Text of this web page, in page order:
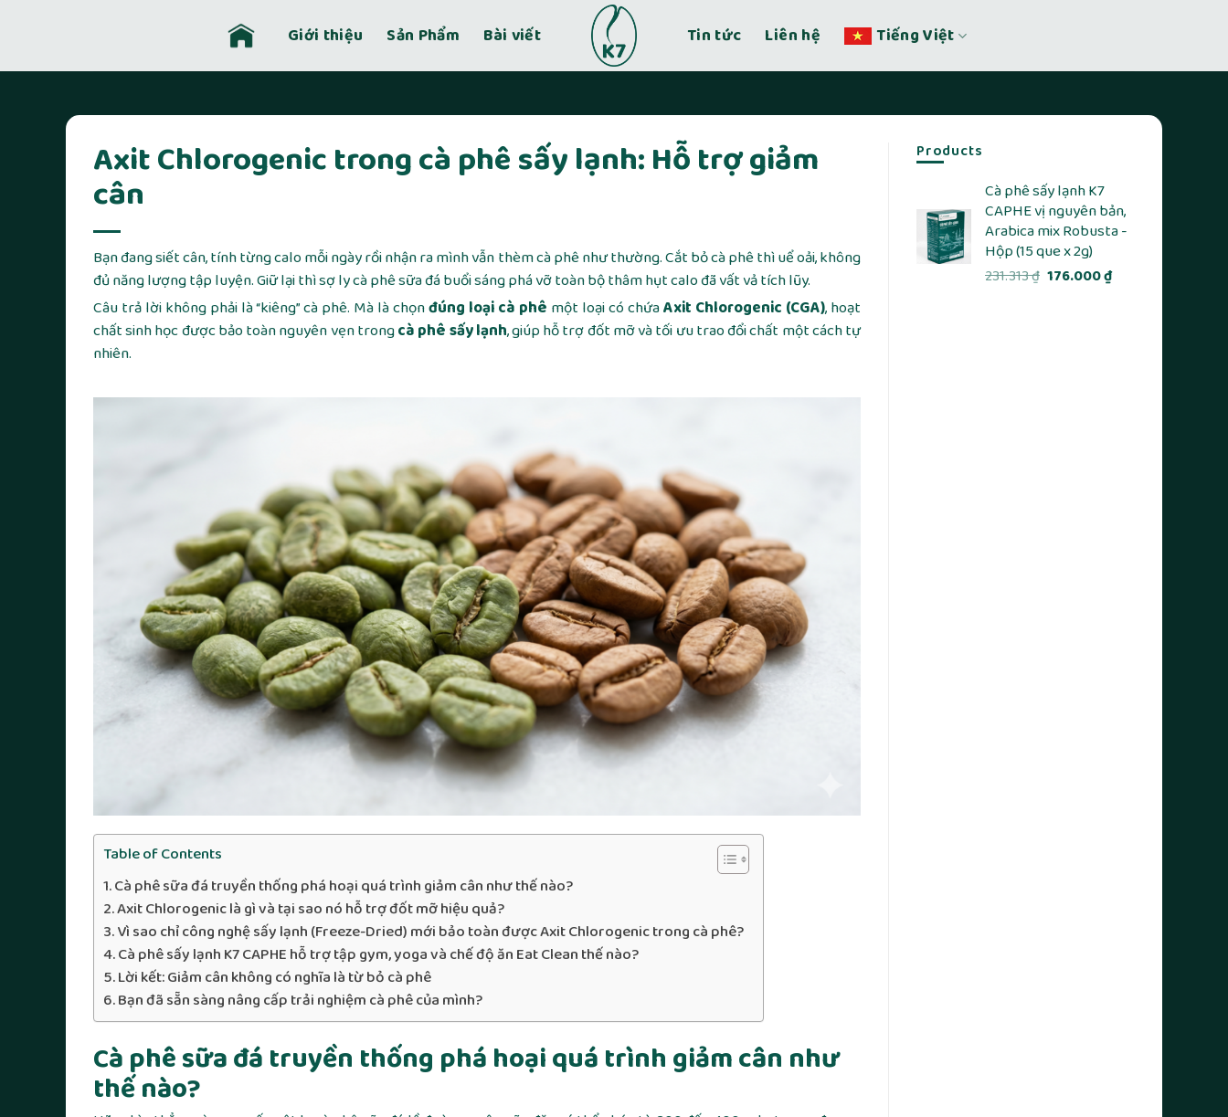
Giới thiệu Sản Phẩm Bài viết Tin tức Liên hệ Tiếng Việt
Axit Chlorogenic trong cà phê sấy lạnh: Hỗ trợ giảm
cân
Bạn đang siết cân, tính từng calo mỗi ngày rồi nhận ra mình vẫn thèm cà phê như thường. Cắt bỏ cà phê thì uể oải, không
đủ năng lượng tập luyện. Giữ lại thì sợ ly cà phê sữa đá buổi sáng phá vỡ toàn bộ thâm hụt calo đã vất vả tích lũy.
Câu trả lời không phải là “kiêng” cà phê. Mà là chọnđúng loại cà phê một loại có chứaAxit Chlorogenic (CGA), hoạt
chất sinh học được bảo toàn nguyên vẹn trongcà phê sấy lạnh, giúp hỗ trợ đốt mỡ và tối ưu trao đổi chất một cách tự
nhiên.
Table of Contents
Cà phê sữa đá truyền thống phá hoại quá trình giảm cân như thế nào?
Axit Chlorogenic là gì và tại sao nó hỗ trợ đốt mỡ hiệu quả?
Vì sao chỉ công nghệ sấy lạnh (Freeze-Dried) mới bảo toàn được Axit Chlorogenic trong cà phê?
Cà phê sấy lạnh K7 CAPHE hỗ trợ tập gym, yoga và chế độ ăn Eat Clean thế nào?
Lời kết: Giảm cân không có nghĩa là từ bỏ cà phê
Bạn đã sẵn sàng nâng cấp trải nghiệm cà phê của mình?
Cà phê sữa đá truyền thống phá hoại quá trình giảm cân như
thế nào?
Products
Cà phê sấy lạnh K7
CAPHE vị nguyên bản,
Arabica mix Robusta -
Hộp (15 que x 2g)
231.313₫ Giá
176.000₫Giá